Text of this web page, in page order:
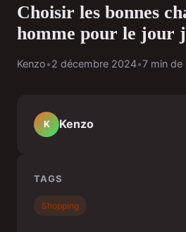
Choisir les bonnes
homme pour le jour j
Kenzo•2 décembre 2024•7 min de
K Kenzo
TAGS
Shopping